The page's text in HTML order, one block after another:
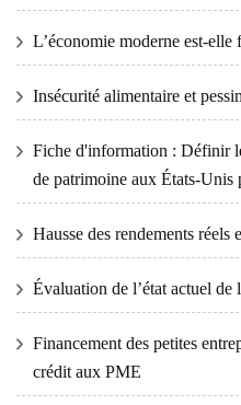
L’économie moderne est-elle
Insécurité alimentaire et
Fiche d'information : Définir
de patrimoine aux États-
Hausse des rendements réels
Évaluation de l’état actuel de
Financement des petites
crédit aux PME